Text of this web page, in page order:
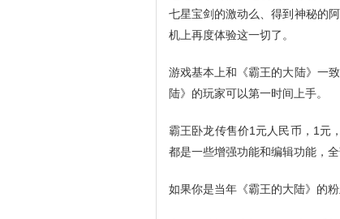
七星宝剑的激动么、得到神秘的
机上再度体验这一切了。
游戏基本上和《霸王的大陆》一
陆》的玩家可以第一时间上手。
霸王卧龙传售价1元人民币，1元
都是一些增强功能和编辑功能，
如果你是当年《霸王的大陆》的